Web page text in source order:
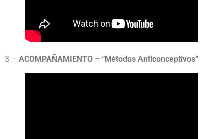
3 – ACOMPAÑAMIENTO – “Métodos Anticonceptivos”